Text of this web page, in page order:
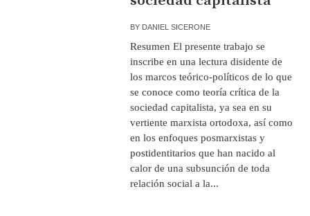
BY DANIEL SICERONE
Resumen El presente trabajo se
inscribe en una lectura disidente de
los marcos teórico-políticos de lo que
se conoce como teoría crítica de la
sociedad capitalista, ya sea en su
vertiente marxista ortodoxa, así como
en los enfoques posmarxistas y
postidentitarios que han nacido al
calor de una subsunción de toda
relación social a la...